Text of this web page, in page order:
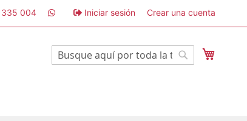
Iniciar sesión Crear una cuenta
004
Buscar